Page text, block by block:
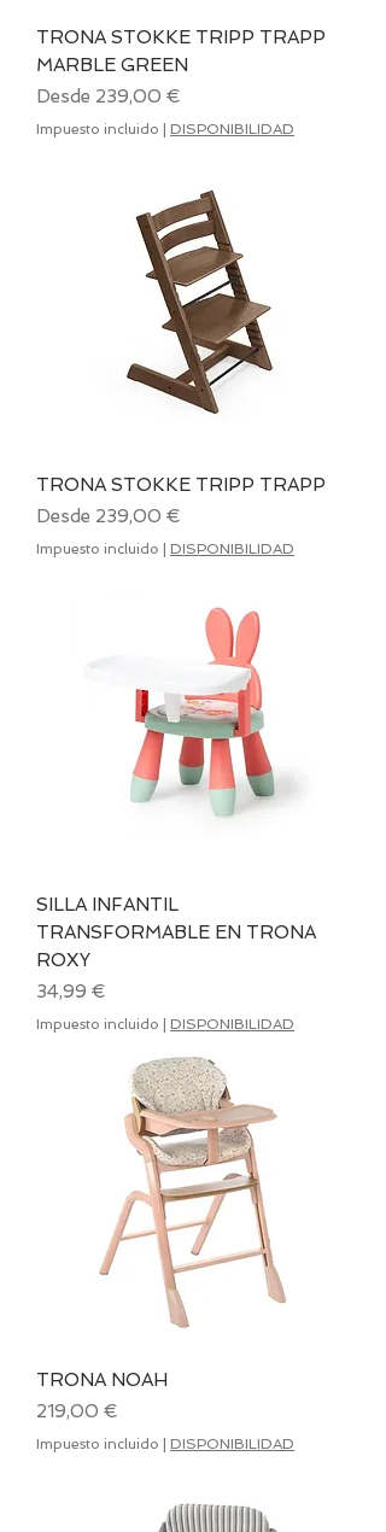
TRONA STOKKE TRIPP TRAPP
MARBLE GREEN
Desde 239,00 €
Precio de oferta
Impuesto incluido DISPONIBILIDAD
TRONA STOKKE TRIPP TRAPP
Desde 239,00 €
Precio de oferta
Impuesto incluido DISPONIBILIDAD
SILLA INFANTIL
TRANSFORMABLE EN TRONA
ROXY
Precio
34,99 €
Impuesto incluido DISPONIBILIDAD
TRONA NOAH
Precio
219,00 €
Impuesto incluido DISPONIBILIDAD